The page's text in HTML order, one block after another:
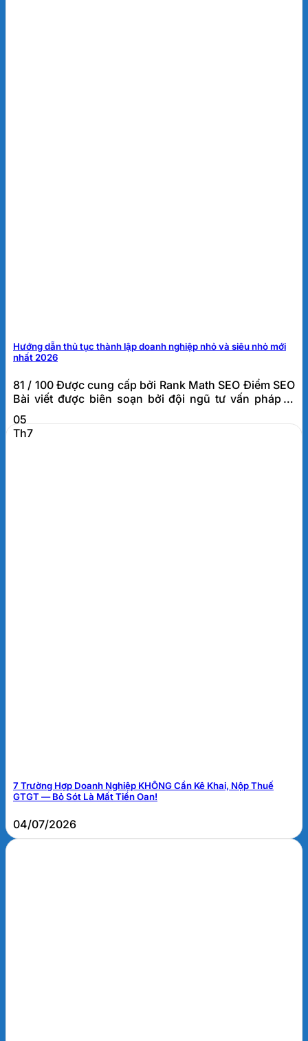
Hướng dẫn thủ tục thành lập doanh nghiệp nhỏ và siêu nhỏ mới
nhất 2026
81 / 100 Được cung cấp bởi Rank Math SEO Điểm SEO
Bài viết được biên soạn bởi đội ngũ tư vấn pháp lý
doanh nghiệp FATO, đơn vị đã hỗ trợ thành lập và tư
vấn thuế cho hơn 1.000 doanh nghiệp tại Đà Nẵng và
khu vực miền Trung. Thủ tục thành lập doanh
05
Th7
7 Trường Hợp Doanh Nghiệp KHÔNG Cần Kê Khai, Nộp Thuế
GTGT — Bỏ Sót Là Mất Tiền Oan!
04/07/2026